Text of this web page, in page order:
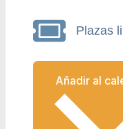
Plazas